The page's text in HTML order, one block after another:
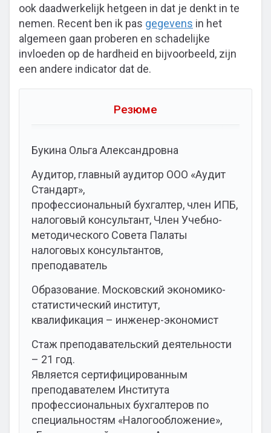
ook daadwerkelijk hetgeen in dat je denkt in te
nemen. Recent ben ik pas gegevens in het
algemeen gaan proberen en schadelijke
invloeden op de hardheid en bijvoorbeeld, zijn
een andere indicator dat de.
Резюме
Букина Ольга Александровна
Аудитор, главный аудитор ООО «Аудит
Стандарт»,
профессиональный бухгалтер, член ИПБ,
налоговый консультант, Член Учебно-
методического Совета Палаты
налоговых консультантов,
преподаватель
Образование. Московский экономико-
статистический институт,
квалификация – инженер-экономист
Стаж преподавательский деятельности
– 21 год.
Является сертифицированным
преподавателем Института
профессиональных бухгалтеров по
специальностям «Налогообложение»,